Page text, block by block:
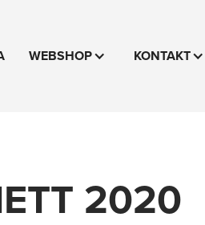
WEBSHOP KONTAKT
2020